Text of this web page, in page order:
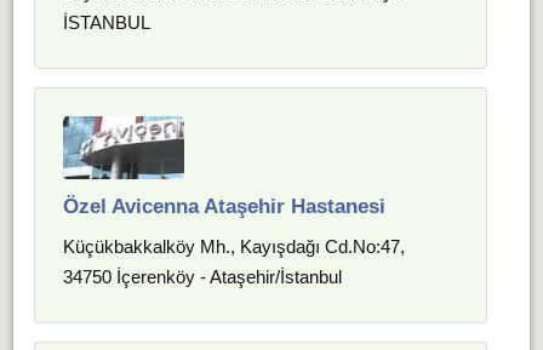
İSTANBUL
Özel Avicenna Ataşehir Hastanesi
Küçükbakkalköy Mh., Kayışdağı Cd.No:47,
34750 İçerenköy - Ataşehir/İstanbul